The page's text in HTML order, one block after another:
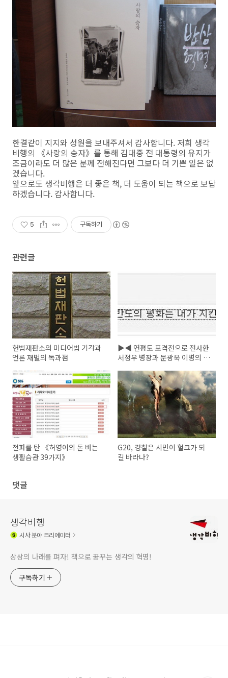
한결같이 지지와 성원을 보내주셔서 감사합니다. 저희 생각
비행의 《사랑의 승자》를 통해 김대중 전 대통령의 유지가
조금이라도 더 많은 분께 전해진다면 그보다 더 기쁜 일은 없
겠습니다.
앞으로도 생각비행은 더 좋은 책, 더 도움이 되는 책으로 보답
하겠습니다. 감사합니다.
5 구독하기
관련글
헌법재판소의 미디어법 기각과
언론 재벌의 독과점
▶◀ 연평도 포격전으로 전사한
서정우 병장과 문광욱 이병의 명
전파를 탄 《허영이의 돈 버는
생활습관 39가지》
G20, 경찰은 시민이 헐크가 되
길 바라나?
댓글
생각비행
시사분야 크리에이터
상상의 나래를 펴자! 책으로 꿈꾸는 생각의 혁명!
구독하기